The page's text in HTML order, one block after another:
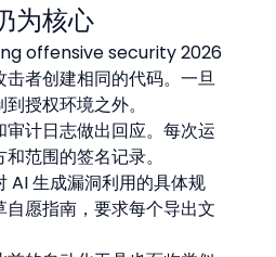
为核心
offensive security 2026
者创建相同的代码。一旦
授权环境之外。
计日志做出回应。每次运
范围的签名记录。
AI 生成漏洞利用的具体规
愿指南，要求每个导出文